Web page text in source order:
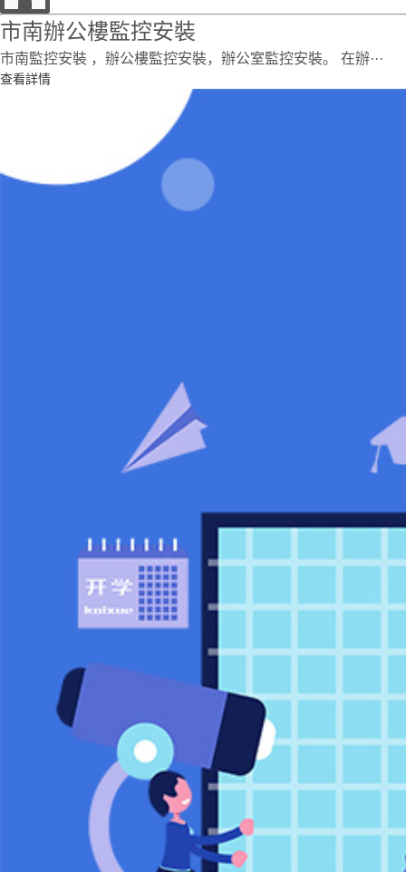
市南辦公樓監控安裝
市南監控安裝 ，辦公樓監控安裝，辦公室監控安裝。 在辦···
查看詳情